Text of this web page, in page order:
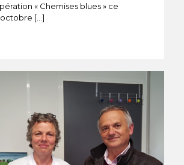
« Chemises blues » ce
[…]